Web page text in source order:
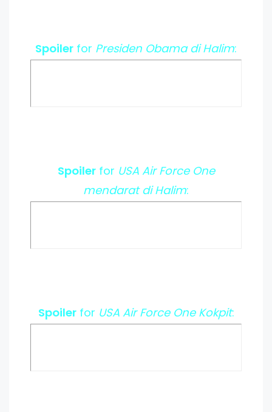
Spoiler for Presiden Obama di Halim:
Spoilerfor USA Air Force One
mendarat di Halim:
Spoilerfor USA Air Force One Kokpit: